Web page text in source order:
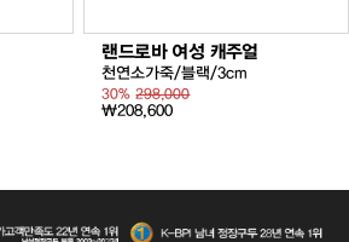
랜드로바 여성 캐주얼
천연소가죽/블랙/3cm
30%298,000
₩208,600